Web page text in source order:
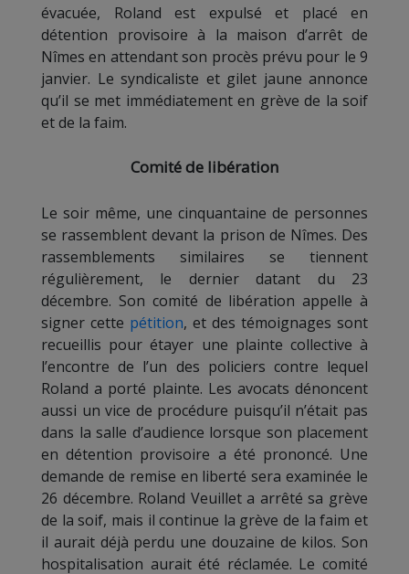
évacuée, Roland est expulsé et placé en
détention provisoire à la maison d’arrêt de
Nîmes en attendant son procès prévu pour le 9
janvier. Le syndicaliste et gilet jaune annonce
qu’il se met immédiatement en grève de la soif
et de la faim.
Comité de libération
Le soir même, une cinquantaine de personnes
se rassemblent devant la prison de Nîmes. Des
rassemblements similaires se tiennent
régulièrement, le dernier datant du 23
décembre. Son comité de libération appelle à
signer cette pétition, et des témoignages sont
recueillis pour étayer une plainte collective à
l’encontre de l’un des policiers contre lequel
Roland a porté plainte. Les avocats dénoncent
aussi un vice de procédure puisqu’il n’était pas
dans la salle d’audience lorsque son placement
en détention provisoire a été prononcé. Une
demande de remise en liberté sera examinée le
26 décembre. Roland Veuillet a arrêté sa grève
de la soif, mais il continue la grève de la faim et
il aurait déjà perdu une douzaine de kilos. Son
hospitalisation aurait été réclamée. Le comité